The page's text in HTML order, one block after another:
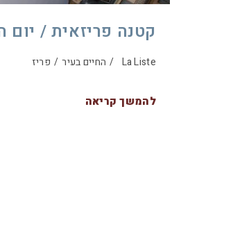
קטנה פריזאית / יום
La Liste
/ החיים בעיר / פריז
להמשך קריאה